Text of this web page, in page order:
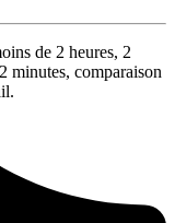
de 2 heures, 2
2 minutes, comparaison